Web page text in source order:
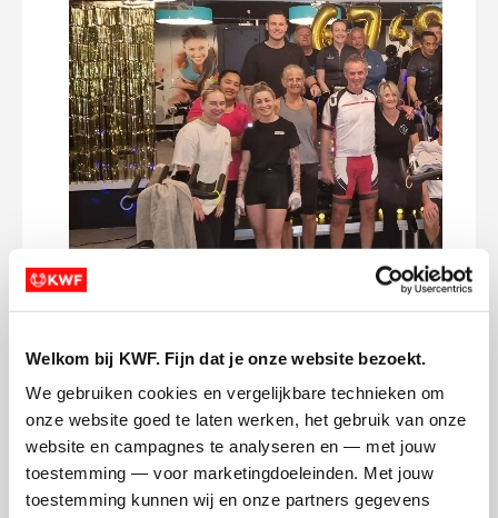
Welkom bij KWF. Fijn dat je onze website bezoekt.
We gebruiken cookies en vergelijkbare technieken om
onze website goed te laten werken, het gebruik van onze
website en campagnes te analyseren en — met jouw
toestemming — voor marketingdoeleinden. Met jouw
toestemming kunnen wij en onze partners gegevens
spinnen voor KWF! Het was een unieke
ervaring en geweldig om mee te maken.
Nu moe maar voldaan. En ook niet
onbelangrijk: met de groep ruim 7300
euro opgehaald! Een fantastisch resultaat!